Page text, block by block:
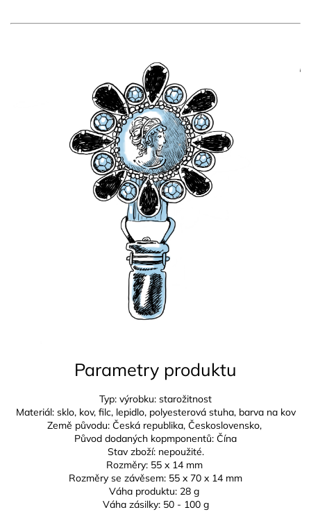
Parametry produktu
Typ: výrobku: starožitnost
Materiál: sklo, kov, filc, lepidlo, polyesterová stuha, barva na kov
Země původu: Česká republika, Československo,
Původ dodaných kopmponentů: Čína
Stav zboží: nepoužité.
Rozměry: 55 x 14 mm
Rozměry se závěsem: 55 x 70 x 14 mm
Váha produktu: 28 g
Váha zásilky: 50 - 100 g